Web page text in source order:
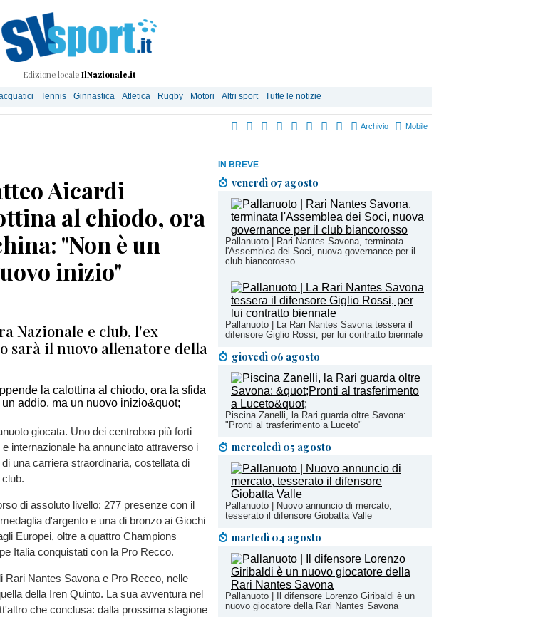
Edizione locale IlNazionale.it
Tennis Ginnastica Atletica Rugby Motori Altri sport Tutte le notizie
Archivio Mobile
IN BREVE
venerdì 07 agosto
Pallanuoto | Rari Nantes Savona, terminata
l'Assemblea dei Soci, nuova governance per il
club biancorosso
Pallanuoto | La Rari Nantes Savona tessera il
difensore Giglio Rossi, per lui contratto biennale
giovedì 06 agosto
Piscina Zanelli, la Rari guarda oltre Savona:
"Pronti al trasferimento a Luceto"
mercoledì 05 agosto
Pallanuoto | Nuovo annuncio di mercato,
tesserato il difensore Giobatta Valle
martedì 04 agosto
Pallanuoto | Il difensore Lorenzo Giribaldi è un
nuovo giocatore della Rari Nantes Savona
Aicardi
al chiodo, ora
"Non è un
inizio"
Nazionale e club, l'ex
sarà il nuovo allenatore della
giocata. Uno dei centroboa più forti
internazionale ha annunciato attraverso i
una carriera straordinaria, costellata di
di assoluto livello: 277 presenze con il
d'argento e una di bronzo ai Giochi
Europei, oltre a quattro Champions
Italia conquistati con la Pro Recco.
Rari Nantes Savona e Pro Recco, nelle
della Iren Quinto. La sua avventura nel
che conclusa: dalla prossima stagione